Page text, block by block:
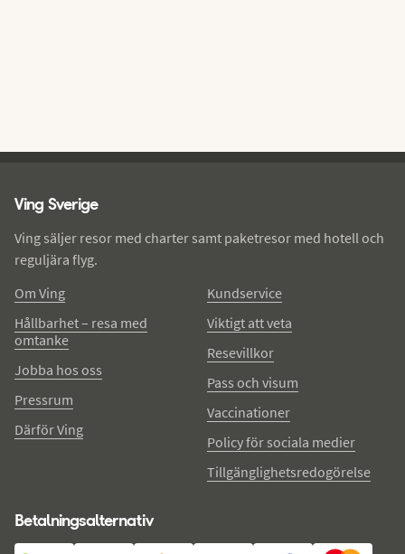
Ving Sverige
Ving säljer resor med charter samt paketresor med hotell och
reguljära flyg.
Om Ving
Hållbarhet – resa med
omtanke
Jobba hos oss
Pressrum
Därför Ving
Kundservice
Viktigt att veta
Resevillkor
Pass och visum
Vaccinationer
Policy för sociala medier
Tillgänglighetsredogörelse
Betalningsalternativ